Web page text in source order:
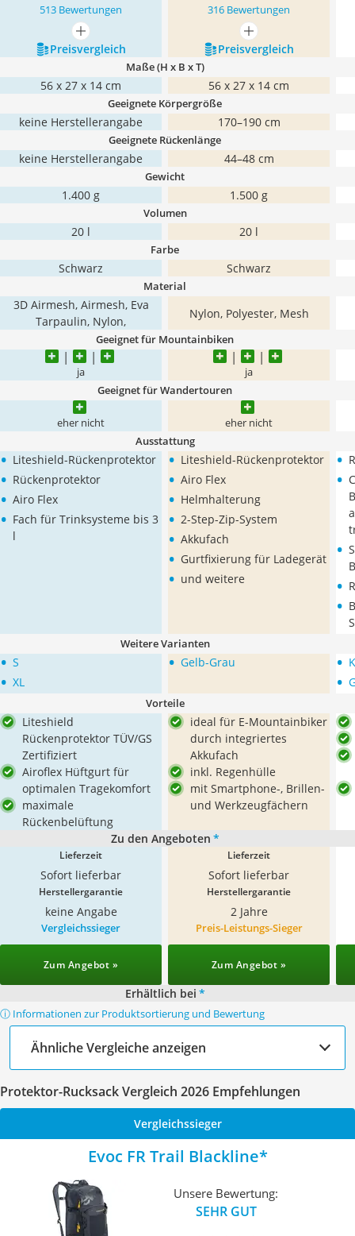
513 Bewertungen 316 Bewertungen
mehr anzeigen
mehr anzeigen
Preis­vergleich
Preis­vergleich
Maße (H x B x T)
56 x 27 x 14 cm 56 x 27 x 14 cm
Geeignete Körpergröße
keine Herstellerangabe 170–190 cm
Geeignete Rückenlänge
keine Herstellerangabe 44–48 cm
Gewicht
1.400 g 1.500 g
Volumen
20 l 20 l
Farbe
Schwarz Schwarz
Material
3D Airmesh, Airmesh, Eva
Tarpaulin, Nylon,
Nylon, Polyester, Mesh
Geeignet für Mountainbiken
ja ja
Geeignet für Wandertouren
eher nicht eher nicht
Ausstattung
• Liteshield-Rückenprotektor
• Rückenprotektor
• Airo Flex
• Fach für Trinksysteme bis 3
l
• Liteshield-Rückenprotektor
• Airo Flex
• Helmhalterung
• 2-Step-Zip-System
• Akkufach
• Gurtfixierung für Ladegerät
• und weitere
•
•
•
•
•
Weitere Varianten
• S
• XL
• Gelb-Grau •
•
Vorteile
Liteshield
Rückenprotektor TÜV/GS
Zertifiziert
Airoflex Hüftgurt für
optimalen Tragekomfort
maximale
Rückenbelüftung
ideal für E-Mountainbiker
durch integriertes
Akkufach
inkl. Regenhülle
mit Smartphone-, Brillen-
und Werkzeugfächern
Zu den Angeboten *
Lieferzeit
Sofort lieferbar
Lieferzeit
Sofort lieferbar
Herstellergarantie
keine Angabe
Herstellergarantie
2 Jahre
Vergleichssieger
Zum Angebot »
Preis-Leistungs-Sieger
Zum Angebot »
Erhältlich bei *
ⓘ Informationen zur Produktsortierung und Bewertung
Ähnliche Vergleiche anzeigen
Protektor-Rucksack Vergleich 2026 Empfehlungen
Vergleichssieger
Evoc FR Trail Blackline
Unsere Bewertung:
SEHR GUT